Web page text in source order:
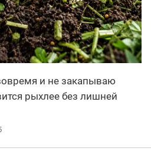
и не закапываю
рыхлее без лишней